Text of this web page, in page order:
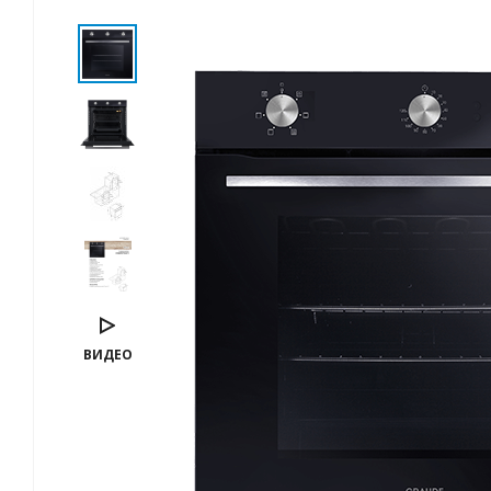
ВИДЕО